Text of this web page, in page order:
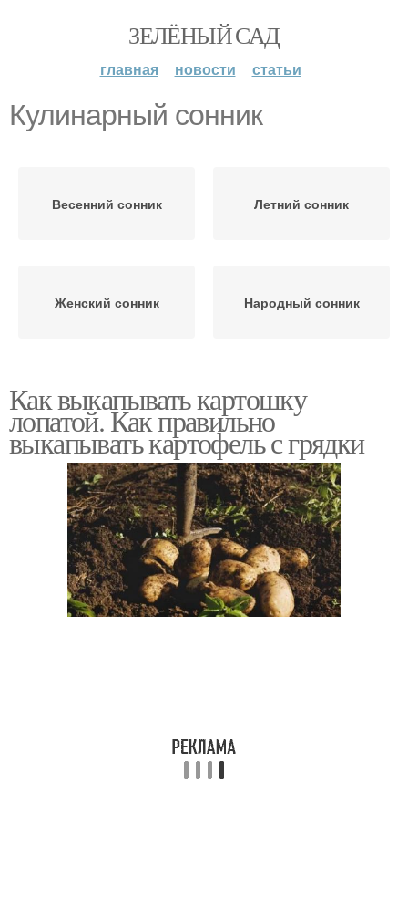
ЗЕЛЁНЫЙ САД
главная новости статьи
Кулинарный сонник
Весенний сонник Летний сонник
Женский сонник Народный сонник
Как выкапывать картошку
лопатой. Как правильно
выкапывать картофель с грядки